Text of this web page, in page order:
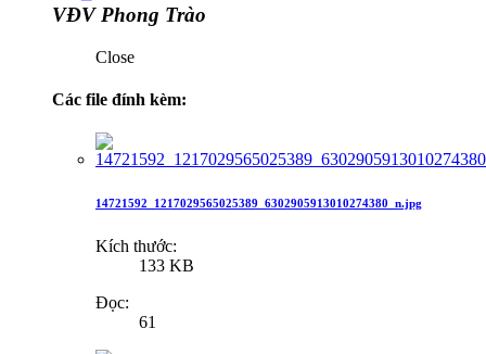
VĐV Phong Trào
Close
Các file đính kèm:
14721592_1217029565025389_6302905913010274380_n.jpg
Kích thước:
133 KB
Đọc:
61